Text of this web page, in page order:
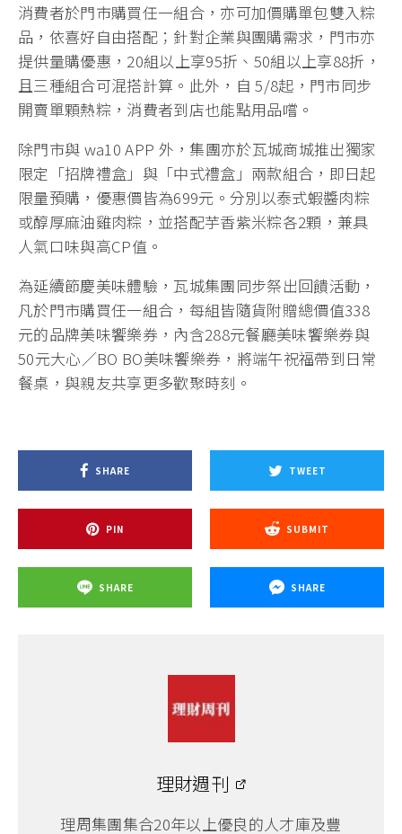
消費者於門市購買任一組合，亦可加價購單包雙入粽
品，依喜好自由搭配；針對企業與團購需求，門市亦
提供量購優惠，20組以上享95折、50組以上享88折，
且三種組合可混搭計算。此外，自 5/8起，門市同步
開賣單顆熱粽，消費者到店也能點用品嚐。
除門市與 wa10 APP 外，集團亦於瓦城商城推出獨家
限定「招牌禮盒」與「中式禮盒」兩款組合，即日起
限量預購，優惠價皆為699元。分別以泰式蝦醬肉粽
或醇厚麻油雞肉粽，並搭配芋香紫米粽各2顆，兼具
人氣口味與高CP值。
為延續節慶美味體驗，瓦城集團同步祭出回饋活動，
凡於門市購買任一組合，每組皆隨貨附贈總價值338
元的品牌美味饗樂券，內含288元餐廳美味饗樂券與
50元大心／BO BO美味饗樂券，將端午祝福帶到日常
餐桌，與親友共享更多歡聚時刻。
SHARE TWEET
PIN SUBMIT
SHARE SHARE
理財週刊
理周集團集合20年以上優良的人才庫及豐